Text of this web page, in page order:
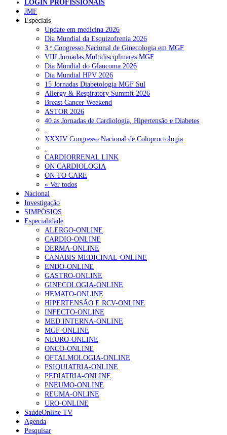
NOTÍCIAS RECENTES
Quase 11.900 jovens recorreram aos cheques psicólogo e
nutricionista no primeiro mês 7 de Agosto, 2026
ULS de Coimbra estreia cirurgia endoscópica do ouvido com
apoio robótico em Portugal 7 de Agosto, 2026
Enfermeiros exigem esclarecimentos sobre eventual gestão
privada da ULS do Algarve
Ordem dos Médicos alerta para riscos no novo sistema de acesso
a consultas e cirurgias 7 de Agosto, 2026
Portugal está a formar os médicos de que precisa?
2026
NOTÍCIAS MAIS LIDAS
Enfermagem Forense. “Da urgência ao tribunal, cada
gesto conta e cada profissional faz a diferença”
202 visualizações
Alguns milhares de utentes podem ficar sem médico de
família com nova regras do registo, alerta associação
155 visualizações
1.º Episódio do Podcast “Frequência Cardio – Sintoniza-
te na Insuficiência Cardíaca” da Bayer
99 visualizações
“Os programas de rastreio do cancro do pulmão são
custo-efetivos e representam um investimento
sustentável para os sistemas de saúde”
88 visualizações
LOGIN PROFISSIONAIS
JMF
Especiais
Update em medicina 2026
Dia Mundial da Esquizofrenia 2026
3.ᵒ Congresso Nacional de Ginecologia em MGF
VIII Jornadas Multidisciplinares MGF
Dia Mundial do Glaucoma 2026
Dia Mundial HPV 2026
15 Jornadas Diabetologia MGF Sul
Allergy & Respiratory Summit 2026
Breast Cancer Weekend
ASTOR 2026
40.as Jornadas de Cardiologia, Hipertensão e Diabetes
.
XXXIV Congresso Nacional de Coloproctologia
.
CARDIORRENAL LINK
ON CARDIOLOGIA
ON TO CARE
» Ver todos
Nacional
Investigação
SIMPÓSIOS
Especialidade
ALERGO-ONLINE
CARDIO-ONLINE
DERMA-ONLINE
CANABIS MEDICINAL-ONLINE
ENDO-ONLINE
GASTRO-ONLINE
GINECOLOGIA-ONLINE
HEMATO-ONLINE
HIPERTENSÃO E RCV-ONLINE
INFECTO-ONLINE
MED.INTERNA-ONLINE
MGF-ONLINE
NEURO-ONLINE
ONCO-ONLINE
OFTALMOLOGIA-ONLINE
PSIQUIATRIA-ONLINE
PEDIATRIA-ONLINE
PNEUMO-ONLINE
REUMA-ONLINE
URO-ONLINE
SaúdeOnline TV
Agenda
Pesquisar